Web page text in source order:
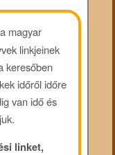
magyar
linkjeinek
keresőben
időről időre
van idő és
linket,